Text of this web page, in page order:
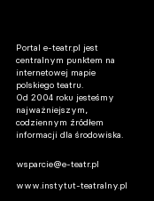
Portal e-teatr.pl jest
centralnym punktem na
internetowej mapie
polskiego teatru.
Od 2004 roku jesteśmy
najważniejszym,
codziennym źródłem
informacji dla środowiska.
wsparcie@e-teatr.pl
www.instytut-teatralny.pl